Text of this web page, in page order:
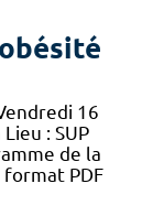
16
: SUP
de la
PDF